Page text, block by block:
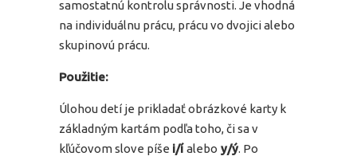
samostatnú kontrolu správnosti. Je vhodná
na individuálnu prácu, prácu vo dvojici alebo
skupinovú prácu.
Použitie:
Úlohou detí je prikladať obrázkové karty k
základným kartám podľa toho, či sa v
kľúčovom slove píše i/íalebo y/ý. Po